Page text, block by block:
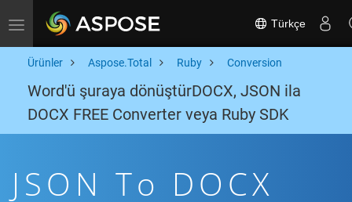
Toggle navigation Türkçe
Ürünler Aspose.Total Ruby Conversion
Word'ü şuraya dönüştürDOCX, JSON ila
DOCX FREE Converter veya Ruby SDK
JSON To DOCX